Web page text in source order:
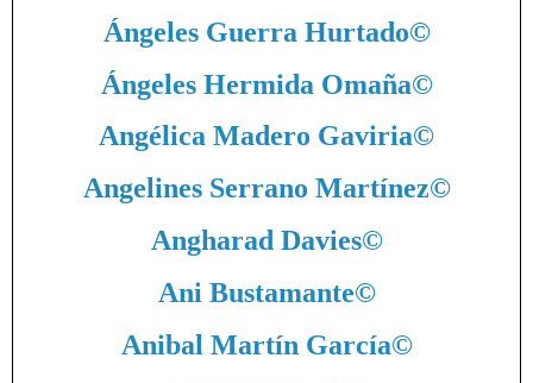
Ángeles Guerra Hurtado©
Ángeles Hermida Omaña©
Angélica Madero Gaviria©
Angelines Serrano Martínez©
Angharad Davies©
Ani Bustamante©
Anibal Martín García©